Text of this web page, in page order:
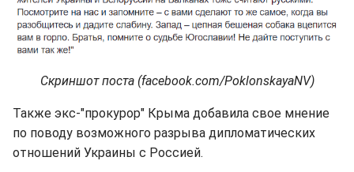
Скриншот поста (facebook.com/PoklonskayaNV)
Также экс-"прокурор" Крыма добавила свое мнение
по поводу возможного разрыва дипломатических
отношений Украины с Россией.